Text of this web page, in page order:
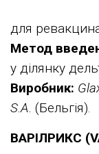
-
для
Метод
у ділянку
Виробник:
S.A. (Бельгія).
ВАРІЛРИКС